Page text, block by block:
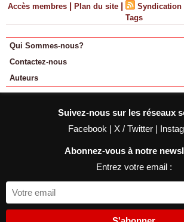
Accès membres | Plan du site | Syndication
Tags
Qui Sommes-nous?
Contactez-nous
Auteurs
Suivez-nous sur les réseaux
Facebook | X / Twitter |
Abonnez-vous à notre
Entrez votre email :